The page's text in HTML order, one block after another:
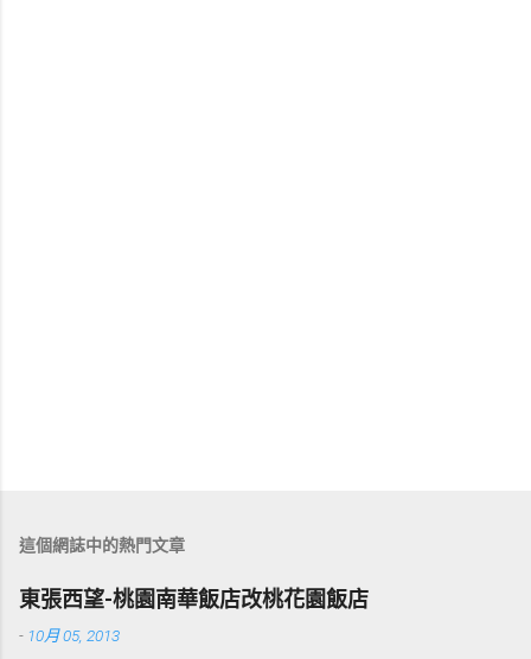
這個網誌中的熱門文章
東張西望-桃園南華飯店改桃花園飯店
- 10月 05, 2013